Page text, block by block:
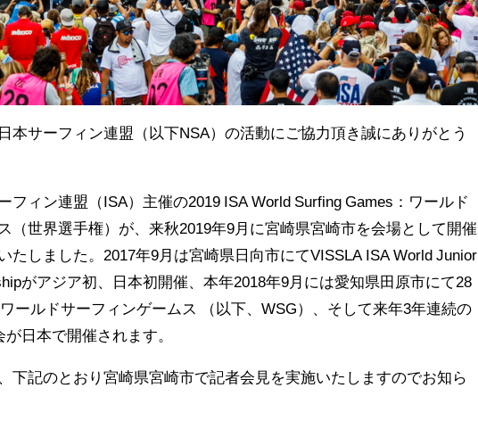
本サーフィン連盟（以下NSA）の活動にご協力頂き誠にありがとう
フィン連盟（ISA）主催の2019 ISA World Surfing Games：ワールド
（世界選手権）が、来秋2019年9月に宮崎県宮崎市を会場として開催
たしました。2017年9月は宮崎県日向市にてVISSLA ISA World Junior
がアジア初、日本初開催、本年2018年9月には愛知県田原市にて28
ールドサーフィンゲームス （以下、WSG）、そして来年3年連続の
日本で開催されます。
下記のとおり宮崎県宮崎市で記者会見を実施いたしますのでお知ら